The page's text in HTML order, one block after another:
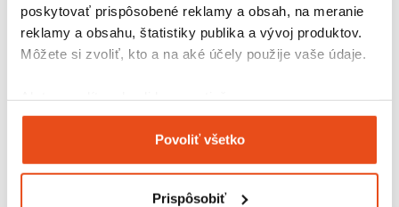
poskytovať prispôsobené reklamy a obsah, na meranie
reklamy a obsahu, štatistiky publika a vývoj produktov.
Môžete si zvoliť, kto a na aké účely použije vaše údaje.
Zhromažďovať informácie o vašej geografickej
polohe s presnosťou na niekoľko metrov
Identifikovať vaše zariadenie aktívnym
Povoliť všetko
Prispôsobiť
Lepiaca páska 48/66 SOLVENT
0,98 € s DPH